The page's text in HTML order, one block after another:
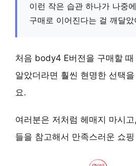
이런 작은 습관 하나가 나중
구매로 이어진다는 걸 깨달았
처음 body4 E버전을 구매할
알았더라면 훨씬 현명한 선택
요.
여러분은 저처럼 헤매지 마시
들을 참고해서 만족스러운 쇼